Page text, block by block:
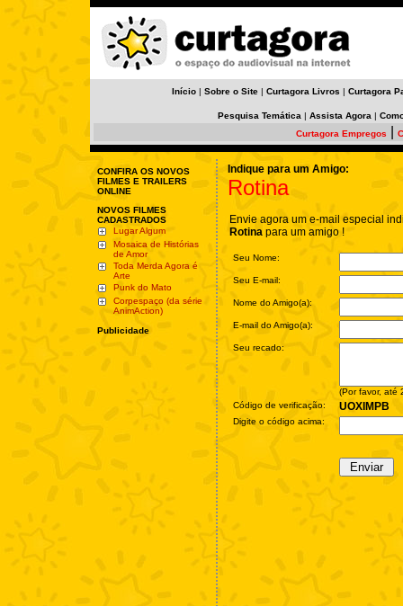
Início | Sobre o Site | Curtagora Livros | Curtagora
Pesquisa Temática | Assista Agora |
Curtagora Empregos
CONFIRA OS NOVOS
FILMES E TRAILERS
ONLINE
NOVOS FILMES
CADASTRADOS
Lugar Algum
Mosaica de Histórias
de Amor
Toda Merda Agora é
Arte
Punk do Mato
Corpespaço (da série
AnimAction)
Publicidade
Indique para um Amigo:
Rotina
Envie agora um e-mail especial
Rotina para um amigo !
Seu Nome:
Seu E-mail:
Nome do Amigo(a):
E-mail do Amigo(a):
Seu recado:
(Por favor, até
Código de verificação:
UOXIMPB
Digite o código acima: